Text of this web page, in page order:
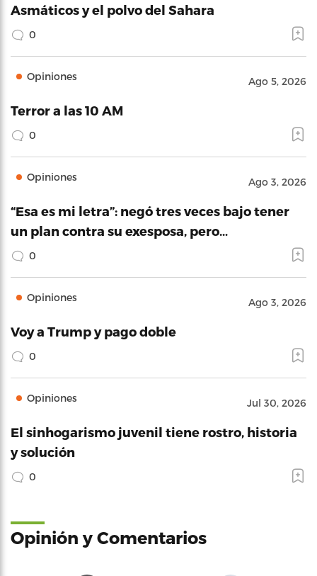
Asmáticos y el polvo del Sahara
0
Opiniones Ago 5, 2026
Terror a las 10 AM
0
Opiniones Ago 3, 2026
“Esa es mi letra”: negó tres veces bajo tener
un plan contra su exesposa, pero…
0
Opiniones Ago 3, 2026
Voy a Trump y pago doble
0
Opiniones Jul 30, 2026
El sinhogarismo juvenil tiene rostro, historia
y solución
0
Opinión y Comentarios